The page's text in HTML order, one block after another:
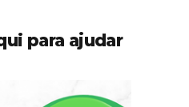
para ajudar